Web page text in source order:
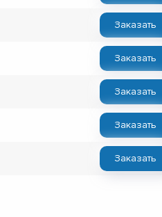
Заказать
Заказать
Заказать
Заказать
Заказать